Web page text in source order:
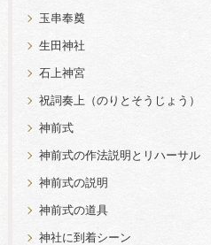
玉串奉奠
生田神社
石上神宮
祝詞奏上（のりとそうじょう）
神前式
神前式の作法説明とリハーサル
神前式の説明
神前式の道具
神社に到着シーン